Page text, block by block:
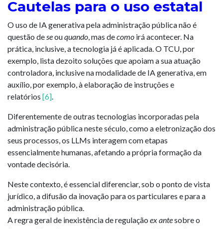
Cautelas para o uso estatal
O uso de IA generativa pela administração pública não é
questão deseouquando, mas decomo irá acontecer. Na
prática, inclusive, a tecnologia já é aplicada. O TCU, por
exemplo, lista dezoito soluções que apoiam a sua atuação
controladora, inclusive na modalidade de IA generativa, em
auxílio, por exemplo, à elaboração de instruções e
relatórios [6].
Diferentemente de outras tecnologias incorporadas pela
administração pública neste século, como a eletronização dos
seus processos, os LLMs interagem com etapas
essencialmente humanas, afetando a própria formação da
vontade decisória.
Neste contexto, é essencial diferenciar, sob o ponto de vista
jurídico, a difusão da inovação para os particulares e para a
administração pública.
A regra geral de inexistência de regulação ex antesobre o